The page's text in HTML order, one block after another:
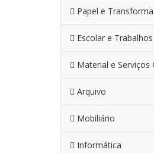
Papel e
Escolar e
Material e Serviços
Arquivo
Mobiliário
Informática